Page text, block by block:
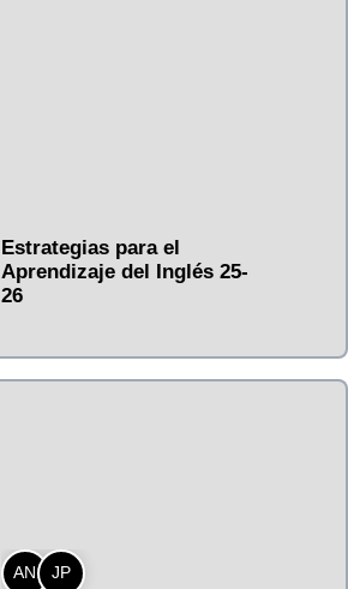
Estrategias para el
Aprendizaje del Inglés 25-
26
AN JP